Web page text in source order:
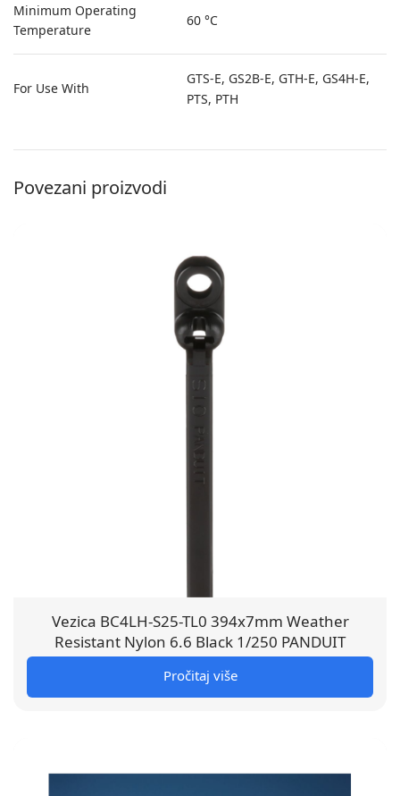
Minimum Operating
Temperature
60 °C
For Use With
GTS-E, GS2B-E, GTH-E, GS4H-E,
PTS, PTH
Povezani proizvodi
Vezica BC4LH-S25-TL0 394x7mm Weather
Resistant Nylon 6.6 Black 1/250 PANDUIT
Pročitaj više